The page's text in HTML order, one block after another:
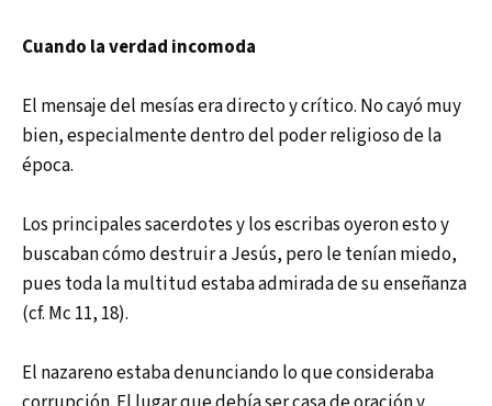
Cuando la verdad incomoda
El mensaje del mesías era directo y crítico. No cayó muy
bien, especialmente dentro del poder religioso de la
época.
Los principales sacerdotes y los escribas oyeron esto y
buscaban cómo destruir a Jesús, pero le tenían miedo,
pues toda la multitud estaba admirada de su enseñanza
(cf. Mc 11, 18).
El nazareno estaba denunciando lo que consideraba